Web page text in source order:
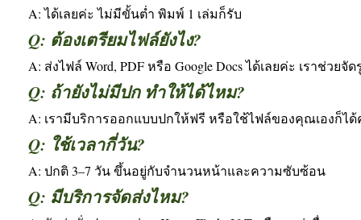
A: ได้เลยค่ะ ไม่มีขั้นต่ำ พิมพ์ 1 เล่มก็รับ
Q: ต้องเตรียมไฟล์ยังไง?
A: ส่งไฟล์ Word, PDF หรือ Google Docs ได้เลยค่ะ เราช่วยจั
Q: ถ้ายังไม่มีปก ทำให้ได้ไหม?
A: เรามีบริการออกแบบปกให้ฟรี หรือใช้ไฟล์ของคุณเองก็ได้
Q: ใช้เวลากี่วัน?
A: ปกติ 3–7 วัน ขึ้นอยู่กับจำนวนหน้าและความซับซ้อน
Q: มีบริการจัดส่งไหม?